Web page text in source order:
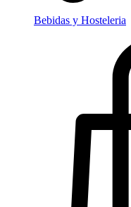
Bebidas y Hosteleria